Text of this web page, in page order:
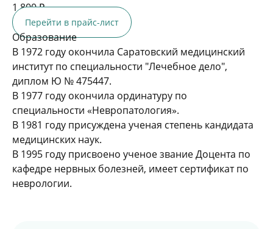
1 800 ₽
Перейти в прайс-лист
Образование
В 1972 году окончила Саратовский медицинский
институт по специальности "Лечебное дело",
диплом Ю № 475447.
В 1977 году окончила ординатуру по
специальности «Невропатология».
В 1981 году присуждена ученая степень кандидата
медицинских наук.
В 1995 году присвоено ученое звание Доцента по
кафедре нервных болезней, имеет сертификат по
неврологии.